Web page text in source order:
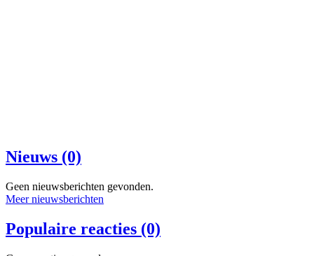
Nieuws (0)
Geen nieuwsberichten gevonden.
Meer nieuwsberichten
Populaire reacties (0)